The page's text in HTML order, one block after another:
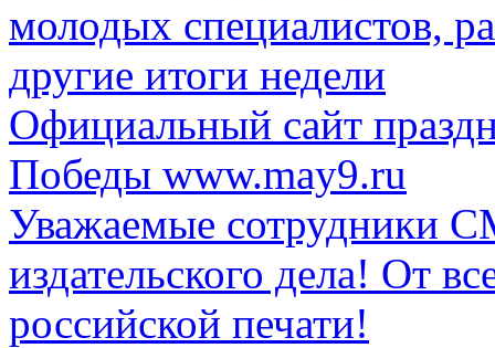
молодых специалистов,
другие итоги недели
Официальный сайт
Победы www.may9.ru
Уважаемые сотрудники
издательского дела! От
российской печати!